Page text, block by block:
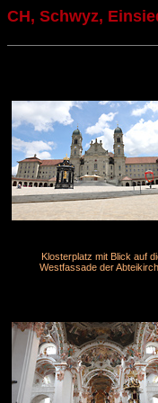
CH, Schwyz,
Klosterplatz mit Blick auf
Westfassade der